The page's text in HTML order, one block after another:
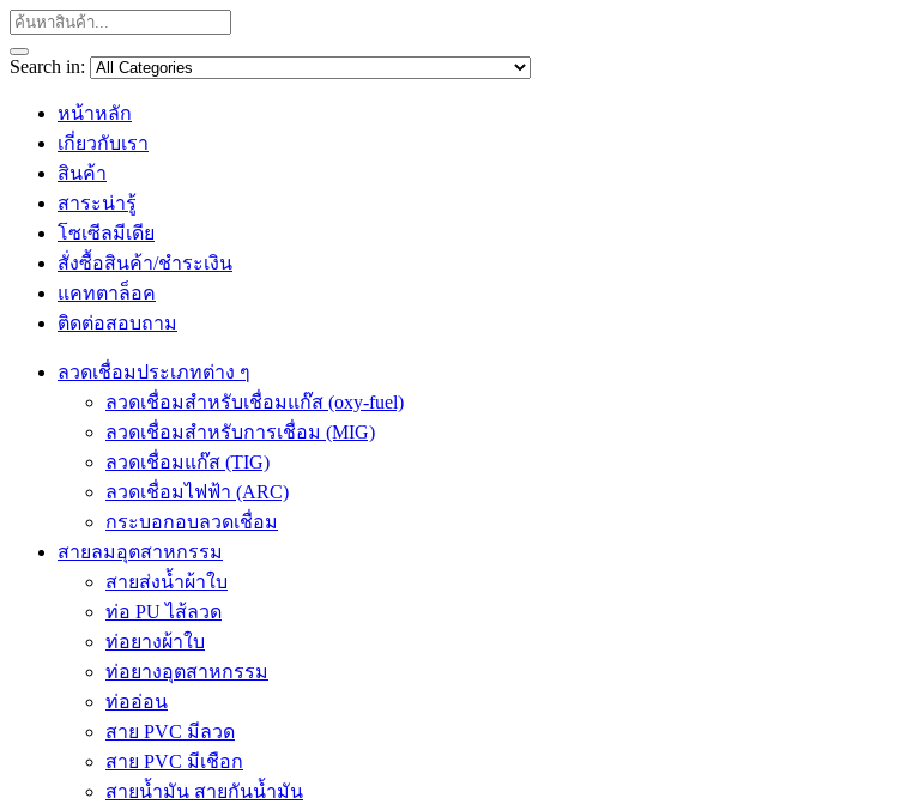
Search in:
หน้าหลัก
เกี่ยวกับเรา
สินค้า
สาระน่ารู้
โซเซีลมีเดีย
สั่งซื้อสินค้า/ชำระเงิน
แคทตาล็อค
ติดต่อสอบถาม
ลวดเชื่อมประเภทต่าง ๆ
ลวดเชื่อมสำหรับเชื่อมแก๊ส (oxy-fuel)
ลวดเชื่อมสำหรับการเชื่อม (MIG)
ลวดเชื่อมแก๊ส (TIG)
ลวดเชื่อมไฟฟ้า (ARC)
กระบอกอบลวดเชื่อม
สายลมอุตสาหกรรม
สายส่งน้ำผ้าใบ
ท่อ PU ไส้ลวด
ท่อยางผ้าใบ
ท่อยางอุตสาหกรรม
ท่ออ่อน
สาย PVC มีลวด
สาย PVC มีเชือก
สายน้ำมัน สายกันน้ำมัน